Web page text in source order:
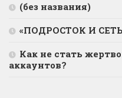
(без названия)
«ПОДРОСТОК И
Как не стать
аккаунтов?